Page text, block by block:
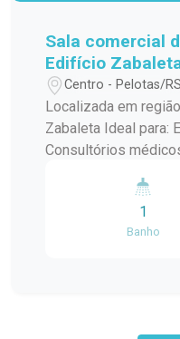
Sala comercial
Edifício
Centro - Pelotas/RS
Localizada em
Zabaleta Ideal para: Escritórios em geral
Consultórios
ambiente
perfeita para quem
elegante e bem localizado. Venha
1
Banho